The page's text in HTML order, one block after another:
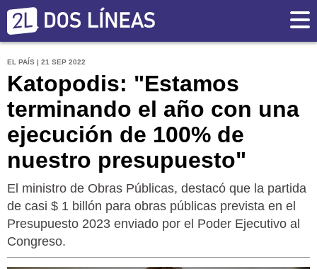
EL PAÍS | 21 SEP 2022
Katopodis: "Estamos
terminando el año con una
ejecución de 100% de
nuestro presupuesto"
El ministro de Obras Públicas, destacó que la partida
de casi $ 1 billón para obras públicas prevista en el
Presupuesto 2023 enviado por el Poder Ejecutivo al
Congreso.